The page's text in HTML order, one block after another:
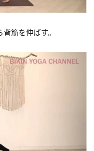
筋を伸ばす。